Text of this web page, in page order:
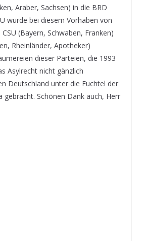
Araber, Sachsen) in die BRD
wurde bei diesem Vorhaben von
(Bayern, Schwaben, Franken)
Rheinländer, Apotheker)
dieser Parteien, die 1993
Asylrecht nicht gänzlich
Deutschland unter die Fuchtel der
gebracht. Schönen Dank auch, Herr